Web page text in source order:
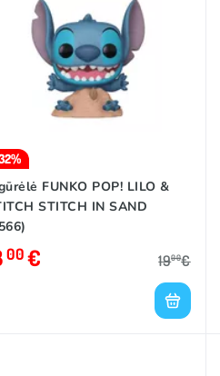
FUNKO POP! LILO &
STITCH IN SAND
00€ 1900€